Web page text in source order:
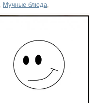
Мучные блюда